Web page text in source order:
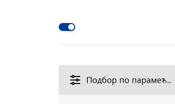
Подбор по параметрам